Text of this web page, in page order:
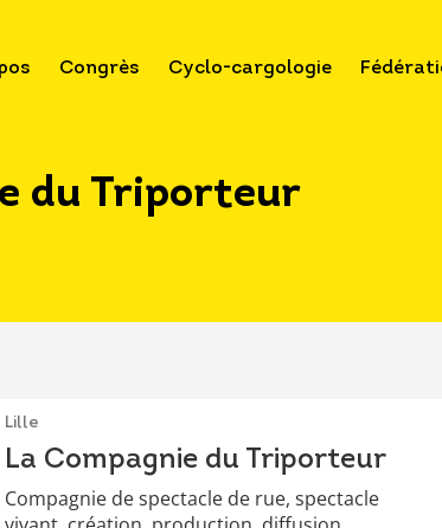
Congrès Cyclo-cargologie
du Triporteur
Lille
La Compagnie du Triporteur
Compagnie de spectacle de rue, spectacle